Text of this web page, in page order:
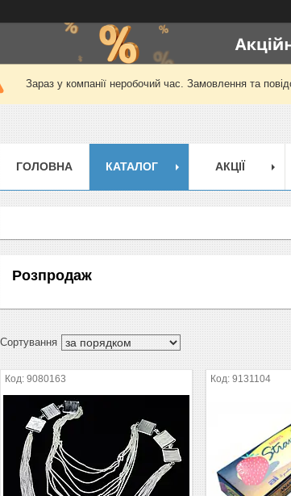
Зараз у компанії неробочий час. Замовлення та
ГОЛОВНА КАТАЛОГ АКЦІЇ
Розпродаж
9080163 9131104